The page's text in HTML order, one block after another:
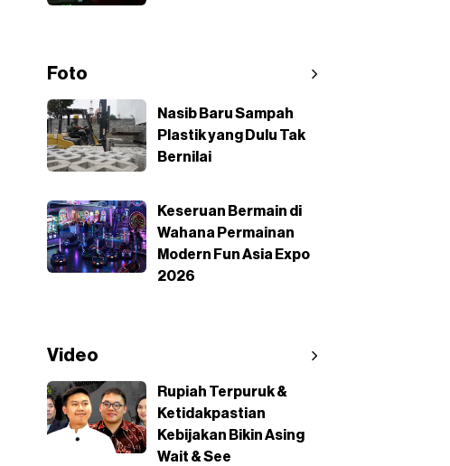
Foto
Nasib Baru Sampah
Plastik yang Dulu Tak
Bernilai
Keseruan Bermain di
Wahana Permainan
Modern Fun Asia Expo
2026
Video
Rupiah Terpuruk &
Ketidakpastian
Kebijakan Bikin Asing
Wait & See